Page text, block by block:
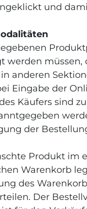
und
werden
anderen
Eingabe der
Käufers sind
der
Produkt
Warenkorb
des
Der